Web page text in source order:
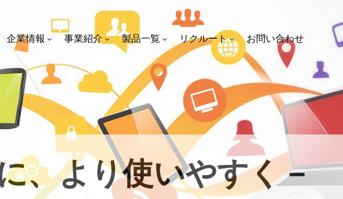
企業情報 事業紹介 製品一覧 リクルート お問い合わせ
、より使いやすく－